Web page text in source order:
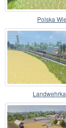
Polska